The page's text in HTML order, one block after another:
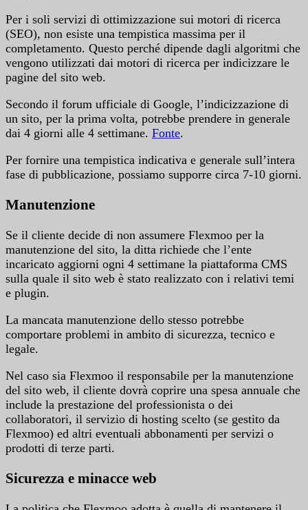
Per i soli servizi di ottimizzazione sui motori di ricerca
(SEO), non esiste una tempistica massima per il
completamento. Questo perché dipende dagli algoritmi che
vengono utilizzati dai motori di ricerca per indicizzare le
pagine del sito web.
Secondo il forum ufficiale di Google, l’indicizzazione di
un sito, per la prima volta, potrebbe prendere in generale
dai 4 giorni alle 4 settimane. Fonte.
Per fornire una tempistica indicativa e generale sull’intera
fase di pubblicazione, possiamo supporre circa 7-10 giorni.
Manutenzione
Se il cliente decide di non assumere Flexmoo per la
manutenzione del sito, la ditta richiede che l’ente
incaricato aggiorni ogni 4 settimane la piattaforma CMS
sulla quale il sito web è stato realizzato con i relativi temi
e plugin.
La mancata manutenzione dello stesso potrebbe
comportare problemi in ambito di sicurezza, tecnico e
legale.
Nel caso sia Flexmoo il responsabile per la manutenzione
del sito web, il cliente dovrà coprire una spesa annuale che
include la prestazione del professionista o dei
collaboratori, il servizio di hosting scelto (se gestito da
Flexmoo) ed altri eventuali abbonamenti per servizi o
prodotti di terze parti.
Sicurezza e minacce web